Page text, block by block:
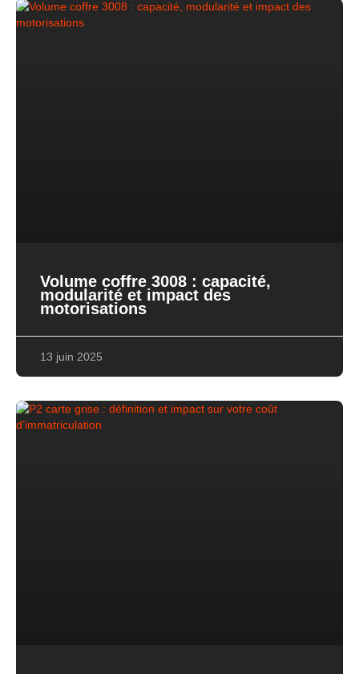
Volume coffre 3008 : capacité,
modularité et impact des
motorisations
13 juin 2025
PagePagePagePagePagePage